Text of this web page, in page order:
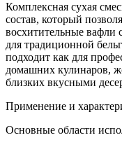
Комплексная сухая
состав, который
восхитительные вафли
для традиционной
подходит как для
домашних кулинаров,
близких вкусными
Применение и
Основные области